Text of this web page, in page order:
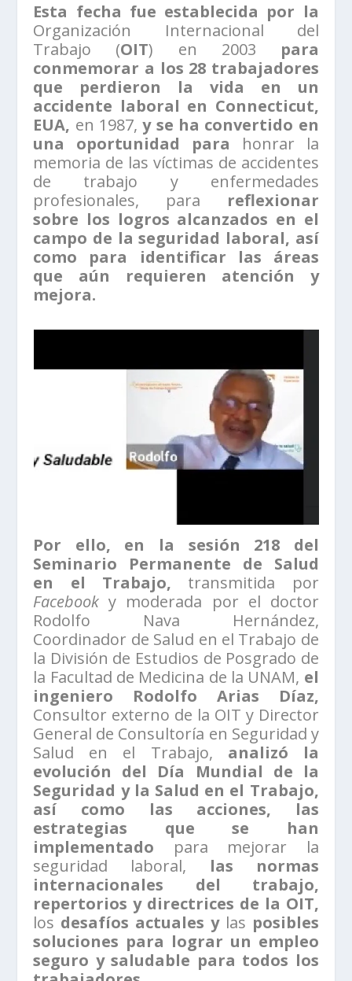
Esta fecha fue establecida por la
Organización Internacional del
Trabajo (OIT) en 2003 para
conmemorar a los 28 trabajadores
que perdieron la vida en un
accidente laboral en Connecticut,
EUA, en 1987, y se ha convertido en
una oportunidad para honrar la
memoria de las víctimas de accidentes
de trabajo y enfermedades
profesionales, para reflexionar
sobre los logros alcanzados en el
campo de la seguridad laboral, así
como para identificar las áreas
que aún requieren atención y
mejora.
Por ello, en la sesión 218 del
Seminario Permanente de Salud
en el Trabajo, transmitida por
Facebook y moderada por el doctor
Rodolfo Nava Hernández,
Coordinador de Salud en el Trabajo de
la División de Estudios de Posgrado de
la Facultad de Medicina de la UNAM, el
ingeniero Rodolfo Arias Díaz,
Consultor externo de la OIT y Director
General de Consultoría en Seguridad y
Salud en el Trabajo, analizó la
evolución del Día Mundial de la
Seguridad y la Salud en el Trabajo,
así como las acciones, las
estrategias que se han
implementado para mejorar la
seguridad laboral, las normas
internacionales del trabajo,
repertorios y directrices de la OIT,
los desafíos actuales y las posibles
soluciones para lograr un empleo
seguro y saludable para todos los